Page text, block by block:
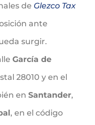
de Glezco Tax
ante
surgir.
García de
28010 y en el
en Santander,
, en el código